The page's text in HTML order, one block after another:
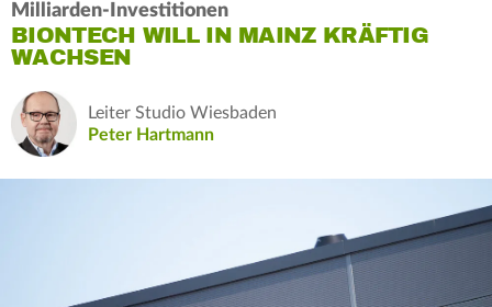
Milliarden-Investitionen
BIONTECH WILL IN MAINZ KRÄFTIG
WACHSEN
Leiter Studio Wiesbaden
Peter Hartmann